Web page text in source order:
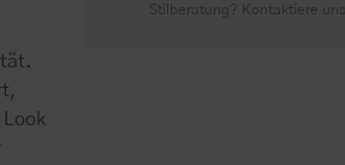
Stilberatung? Kontaktiere uns